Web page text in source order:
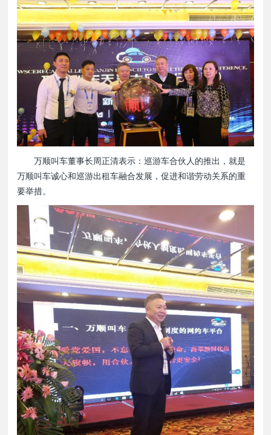
万顺叫车董事长周正清表示：巡游车合伙人的推出，就是
万顺叫车诚心和巡游出租车融合发展，促进和谐劳动关系的重
要举措。